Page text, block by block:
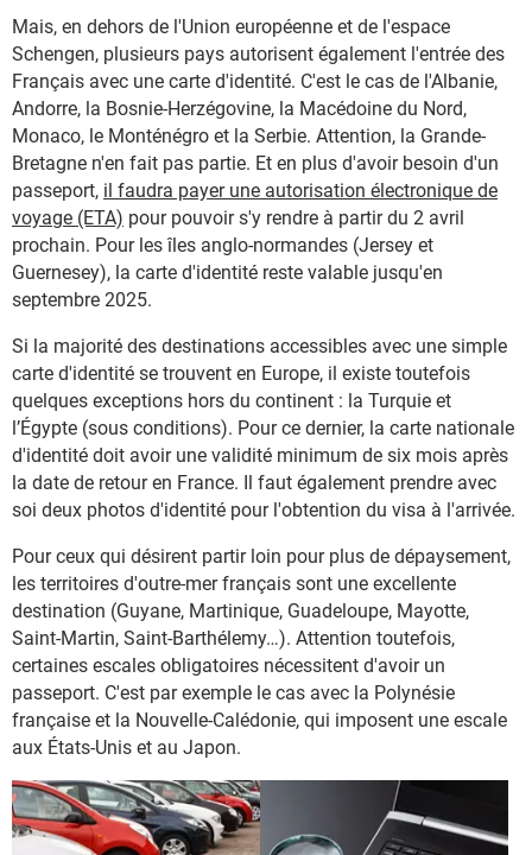
Mais, en dehors de l'Union européenne et de l'espace
Schengen, plusieurs pays autorisent également l'entrée des
Français avec une carte d'identité. C'est le cas de l'Albanie,
Andorre, la Bosnie-Herzégovine, la Macédoine du Nord,
Monaco, le Monténégro et la Serbie. Attention, la Grande-
Bretagne n'en fait pas partie. Et en plus d'avoir besoin d'un
passeport, il faudra payer une autorisation électronique de
voyage (ETA) pour pouvoir s'y rendre à partir du 2 avril
prochain. Pour les îles anglo-normandes (Jersey et
Guernesey), la carte d'identité reste valable jusqu'en
septembre 2025.
Si la majorité des destinations accessibles avec une simple
carte d'identité se trouvent en Europe, il existe toutefois
quelques exceptions hors du continent : la Turquie et
l’Égypte (sous conditions). Pour ce dernier, la carte nationale
d'identité doit avoir une validité minimum de six mois après
la date de retour en France. Il faut également prendre avec
soi deux photos d'identité pour l'obtention du visa à l'arrivée.
Pour ceux qui désirent partir loin pour plus de dépaysement,
les territoires d'outre-mer français sont une excellente
destination (Guyane, Martinique, Guadeloupe, Mayotte,
Saint-Martin, Saint-Barthélemy…). Attention toutefois,
certaines escales obligatoires nécessitent d'avoir un
passeport. C'est par exemple le cas avec la Polynésie
française et la Nouvelle-Calédonie, qui imposent une escale
aux États-Unis et au Japon.